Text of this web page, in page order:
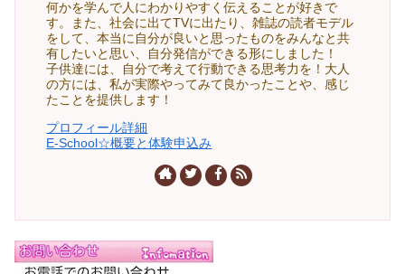
何かを学んで人にわかりやすく伝えることが好きで
す。また、社会に出てTVに出たり、雑誌の読者モデル
をして、本当に自分が良いと思ったものをみんなと共
有したいと思い、自分発信ができる形にしました！
子供達には、自分で考えて行動できる思考力を！大人
の方には、私が実際やってみて良かったことや、感じ
たことを提供します！
プロフィール詳細
E-School☆概要と体験申込み